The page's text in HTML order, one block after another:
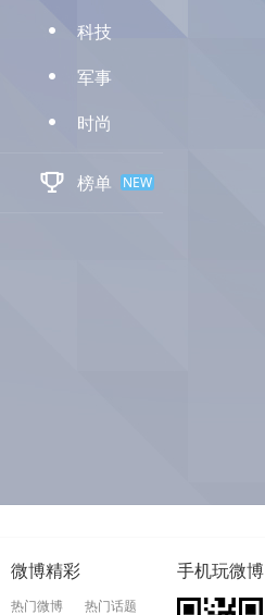
D 科技
D 军事
D 时尚
 榜单 NEW
微博精彩
热门微博 热门话题
手机玩微博